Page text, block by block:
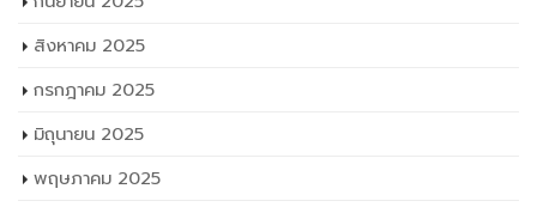
มกราคม 2026
ธันวาคม 2025
พฤศจิกายน 2025
ตุลาคม 2025
กันยายน 2025